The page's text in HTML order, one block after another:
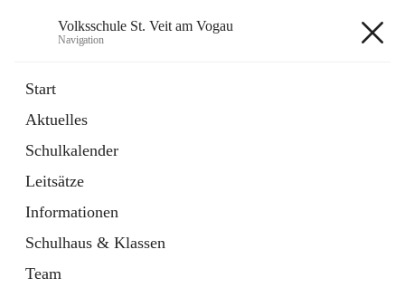
Volksschule St. Veit am Vogau
Navigation
Start
Aktuelles
Schulkalender
Leitsätze
Informationen
Schulhaus & Klassen
Team